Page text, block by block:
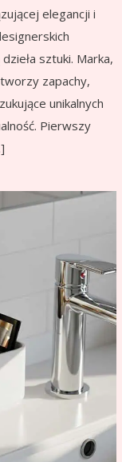
elegancji i
sztuki. Marka,
zapachy,
unikalnych
Pierwszy